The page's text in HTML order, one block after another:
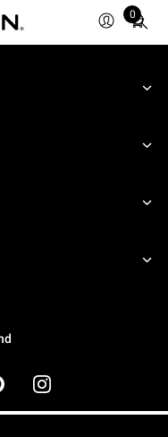
0
Total
items
in